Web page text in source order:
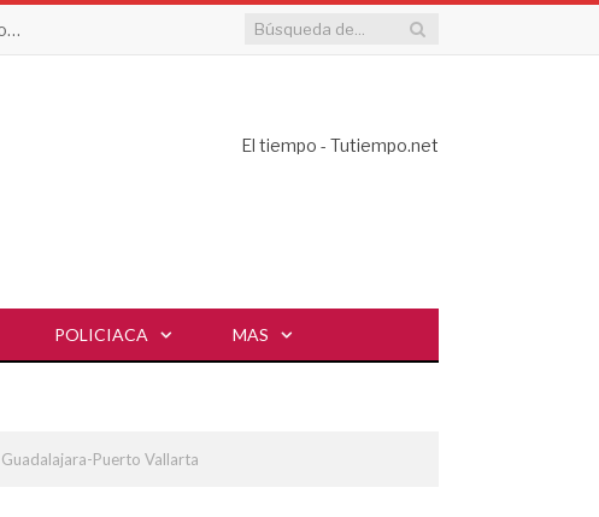
Tras presión de Estados Unidos, Sheinbaum envía mil 500 soldados a Michoacán
El tiempo - Tutiempo.net
POLICIACA MAS
Puerto Vallarta